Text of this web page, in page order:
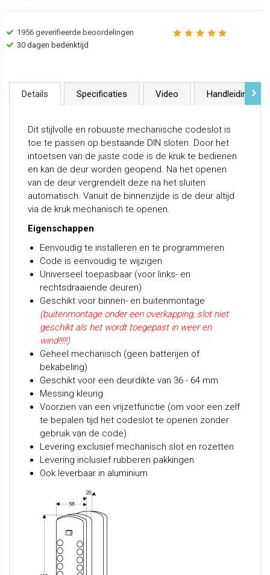
1956 geverifieerde beoordelingen
30 dagen bedenktijd
Details Specificaties Video Handleiding
Dit stijlvolle en robuuste mechanische codeslot is
toe te passen op bestaande DIN sloten. Door het
intoetsen van de juiste code is de kruk te bedienen
en kan de deur worden geopend. Na het openen
van de deur vergrendelt deze na het sluiten
automatisch. Vanuit de binnenzijde is de deur altijd
via de kruk mechanisch te openen.
Eigenschappen
Eenvoudig te installeren en te programmeren
Code is eenvoudig te wijzigen
Universeel toepasbaar (voor links- en
rechtsdraaiende deuren)
Geschikt voor binnen- en buitenmontage
(buitenmontage onder een overkapping, slot niet
geschikt als het wordt toegepast in weer en
wind!!!!!)
Geheel mechanisch (geen batterijen of
bekabeling)
Geschikt voor een deurdikte van 36 - 64 mm
Messing kleurig
Voorzien van een vrijzetfunctie (om voor een zelf
te bepalen tijd het codeslot te openen zonder
gebruik van de code)
Levering exclusief mechanisch slot en rozetten
Levering inclusief rubberen pakkingen
Ook leverbaar in aluminium